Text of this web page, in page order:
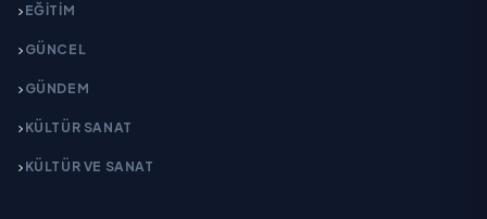
EĞITIM
GÜNCEL
GÜNDEM
KÜLTÜR SANAT
KÜLTÜR VE SANAT